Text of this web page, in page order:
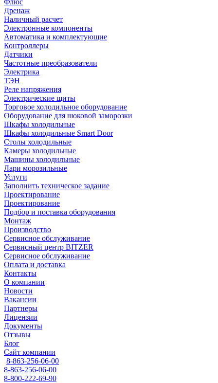
Флюс
Дренаж
Наличный расчет
Электронные компоненты
Автоматика и комплектующие
Контроллеры
Датчики
Частотные преобразователи
Электрика
ТЭН
Реле напряжения
Электрические щиты
Торговое холодильное оборудование
Оборудование для шоковой заморозки
Шкафы холодильные
Шкафы холодильные Smart Door
Столы холодильные
Камеры холодильные
Машины холодильные
Лари морозильные
Услуги
Заполнить техническое задание
Проектирование
Проектирование
Подбор и поставка оборудования
Монтаж
Производство
Сервисное обслуживание
Сервисный центр BITZER
Сервисное обслуживание
Оплата и доставка
Контакты
О компании
Новости
Вакансии
Партнеры
Лицензии
Документы
Отзывы
Блог
Сайт компании
8-863-256-06-00
8-863-256-06-00
8-800-222-69-90